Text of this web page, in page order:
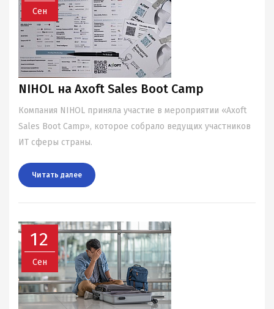
Сен
NIHOL на Axoft Sales Boot Camp
Компания NIHOL приняла участие в мероприятии «Axoft
Sales Boot Camp», которое собрало ведущих участников
ИТ сферы страны.
Читать далee
12
Сен